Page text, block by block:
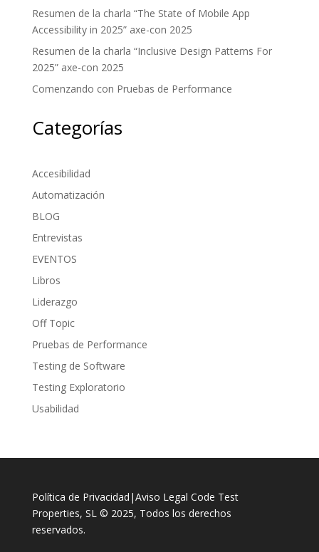
Resumen de la charla “The State of Mobile App
Accessibility in 2025” axe-con 2025
Resumen de la charla “Inclusive Design Patterns For
2025” axe-con 2025
Comenzando con Pruebas de Performance
Categorías
Accesibilidad
Automatización
BLOG
Entrevistas
EVENTOS
Libros
Liderazgo
Off Topic
Pruebas de Performance
Testing de Software
Testing Exploratorio
Usabilidad
Política de Privacidad |Aviso Legal Code Test
Properties, SL © 2025, Todos los derechos
reservados.